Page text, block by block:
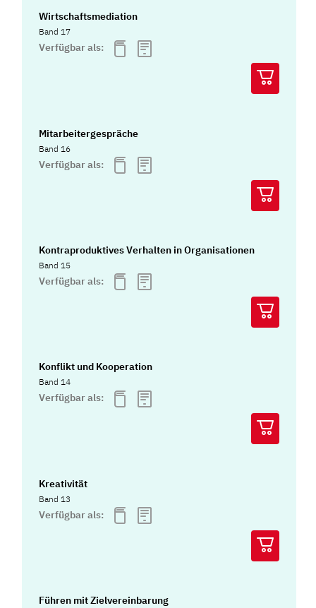
Wirtschaftsmediation
Band 17
Verfügbar als:
Mitarbeitergespräche
Band 16
Verfügbar als:
Kontraproduktives Verhalten in Organisationen
Band 15
Verfügbar als:
Konflikt und Kooperation
Band 14
Verfügbar als:
Kreativität
Band 13
Verfügbar als:
Führen mit Zielvereinbarung